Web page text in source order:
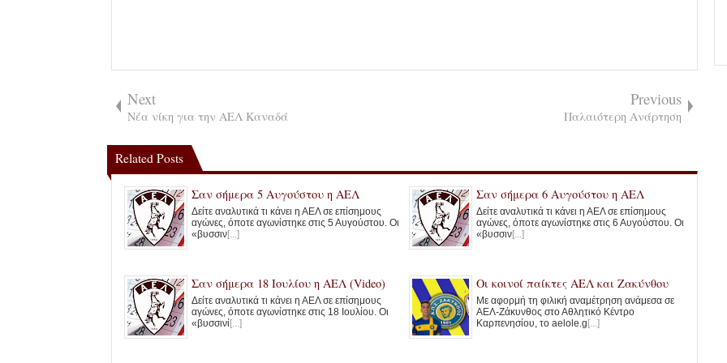
Next
Νέα νίκη για την ΑΕΛ Καναδά
Previous
Παλαιότερη Ανάρτηση
Related Posts
Σαν σήμερα 5 Αυγούστου η ΑΕΛ
Δείτε αναλυτικά τι κάνει η ΑΕΛ σε επίσημους
αγώνες, όποτε αγωνίστηκε στις 5 Αυγούστου. Οι
«βυσσιν[...]
Σαν σήμερα 6 Αυγούστου η ΑΕΛ
Δείτε αναλυτικά τι κάνει η ΑΕΛ σε επίσημους
αγώνες, όποτε αγωνίστηκε στις 6 Αυγούστου. Οι
«βυσσιν[...]
Σαν σήμερα 18 Ιουλίου η ΑΕΛ (Video)
Δείτε αναλυτικά τι κάνει η ΑΕΛ σε επίσημους
αγώνες, όποτε αγωνίστηκε στις 18 Ιουλίου. Οι
«βυσσινί[...]
Οι κοινοί παίκτες ΑΕΛ και Ζακύνθου
Με αφορμή τη φιλική αναμέτρηση ανάμεσα σε
ΑΕΛ-Ζάκυνθος στο Αθλητικό Κέντρο
Καρπενησίου, το aelole.g[...]